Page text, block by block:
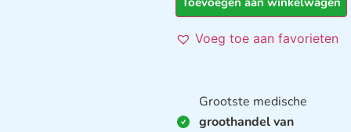
Voeg toe aan favorieten
Grootste medische
groothandel van